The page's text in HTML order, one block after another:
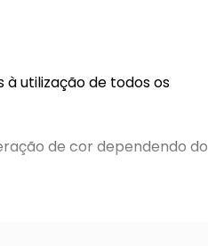
utilização de todos os
de cor dependendo do